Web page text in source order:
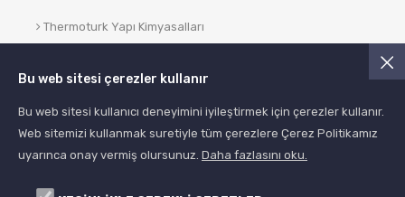
Thermoturk Yapı Kimyasalları
Blog
Bu web sitesi çerezler kullanır
Bu web sitesi kullanıcı deneyimini iyileştirmek için çerezler kullanır.
Web sitemizi kullanmak suretiyle tüm çerezlere Çerez Politikamız
uyarınca onay vermiş olursunuz. Daha fazlasını oku.